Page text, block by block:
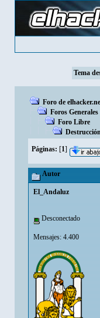
Tema
Foro de
Foros Generales
Foro Libre
Páginas: [1]
Autor
El_Andaluz
Desconectado
Mensajes: 4.400